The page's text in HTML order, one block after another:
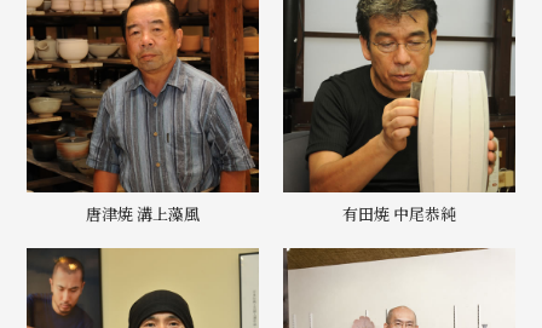
唐津焼 溝上藻風 有田焼 中尾恭純